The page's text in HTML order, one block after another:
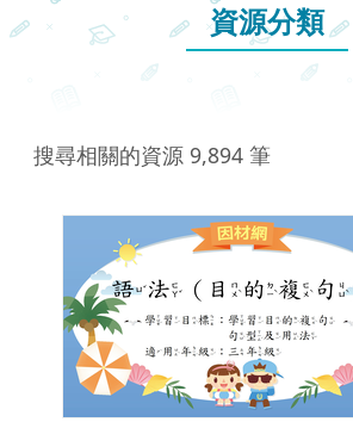
資源分類
搜尋相關的資源 9,894 筆